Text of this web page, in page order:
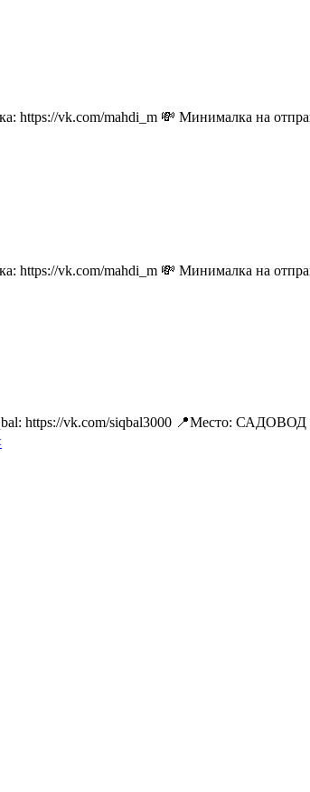
https://vk.com/mahdi_m 💸 Минималка на
https://vk.com/mahdi_m 💸 Минималка на
https://vk.com/siqbal3000 📍Место: